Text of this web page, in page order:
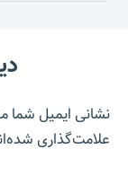
نشانی ایمیل شما
علامت‌گذاری